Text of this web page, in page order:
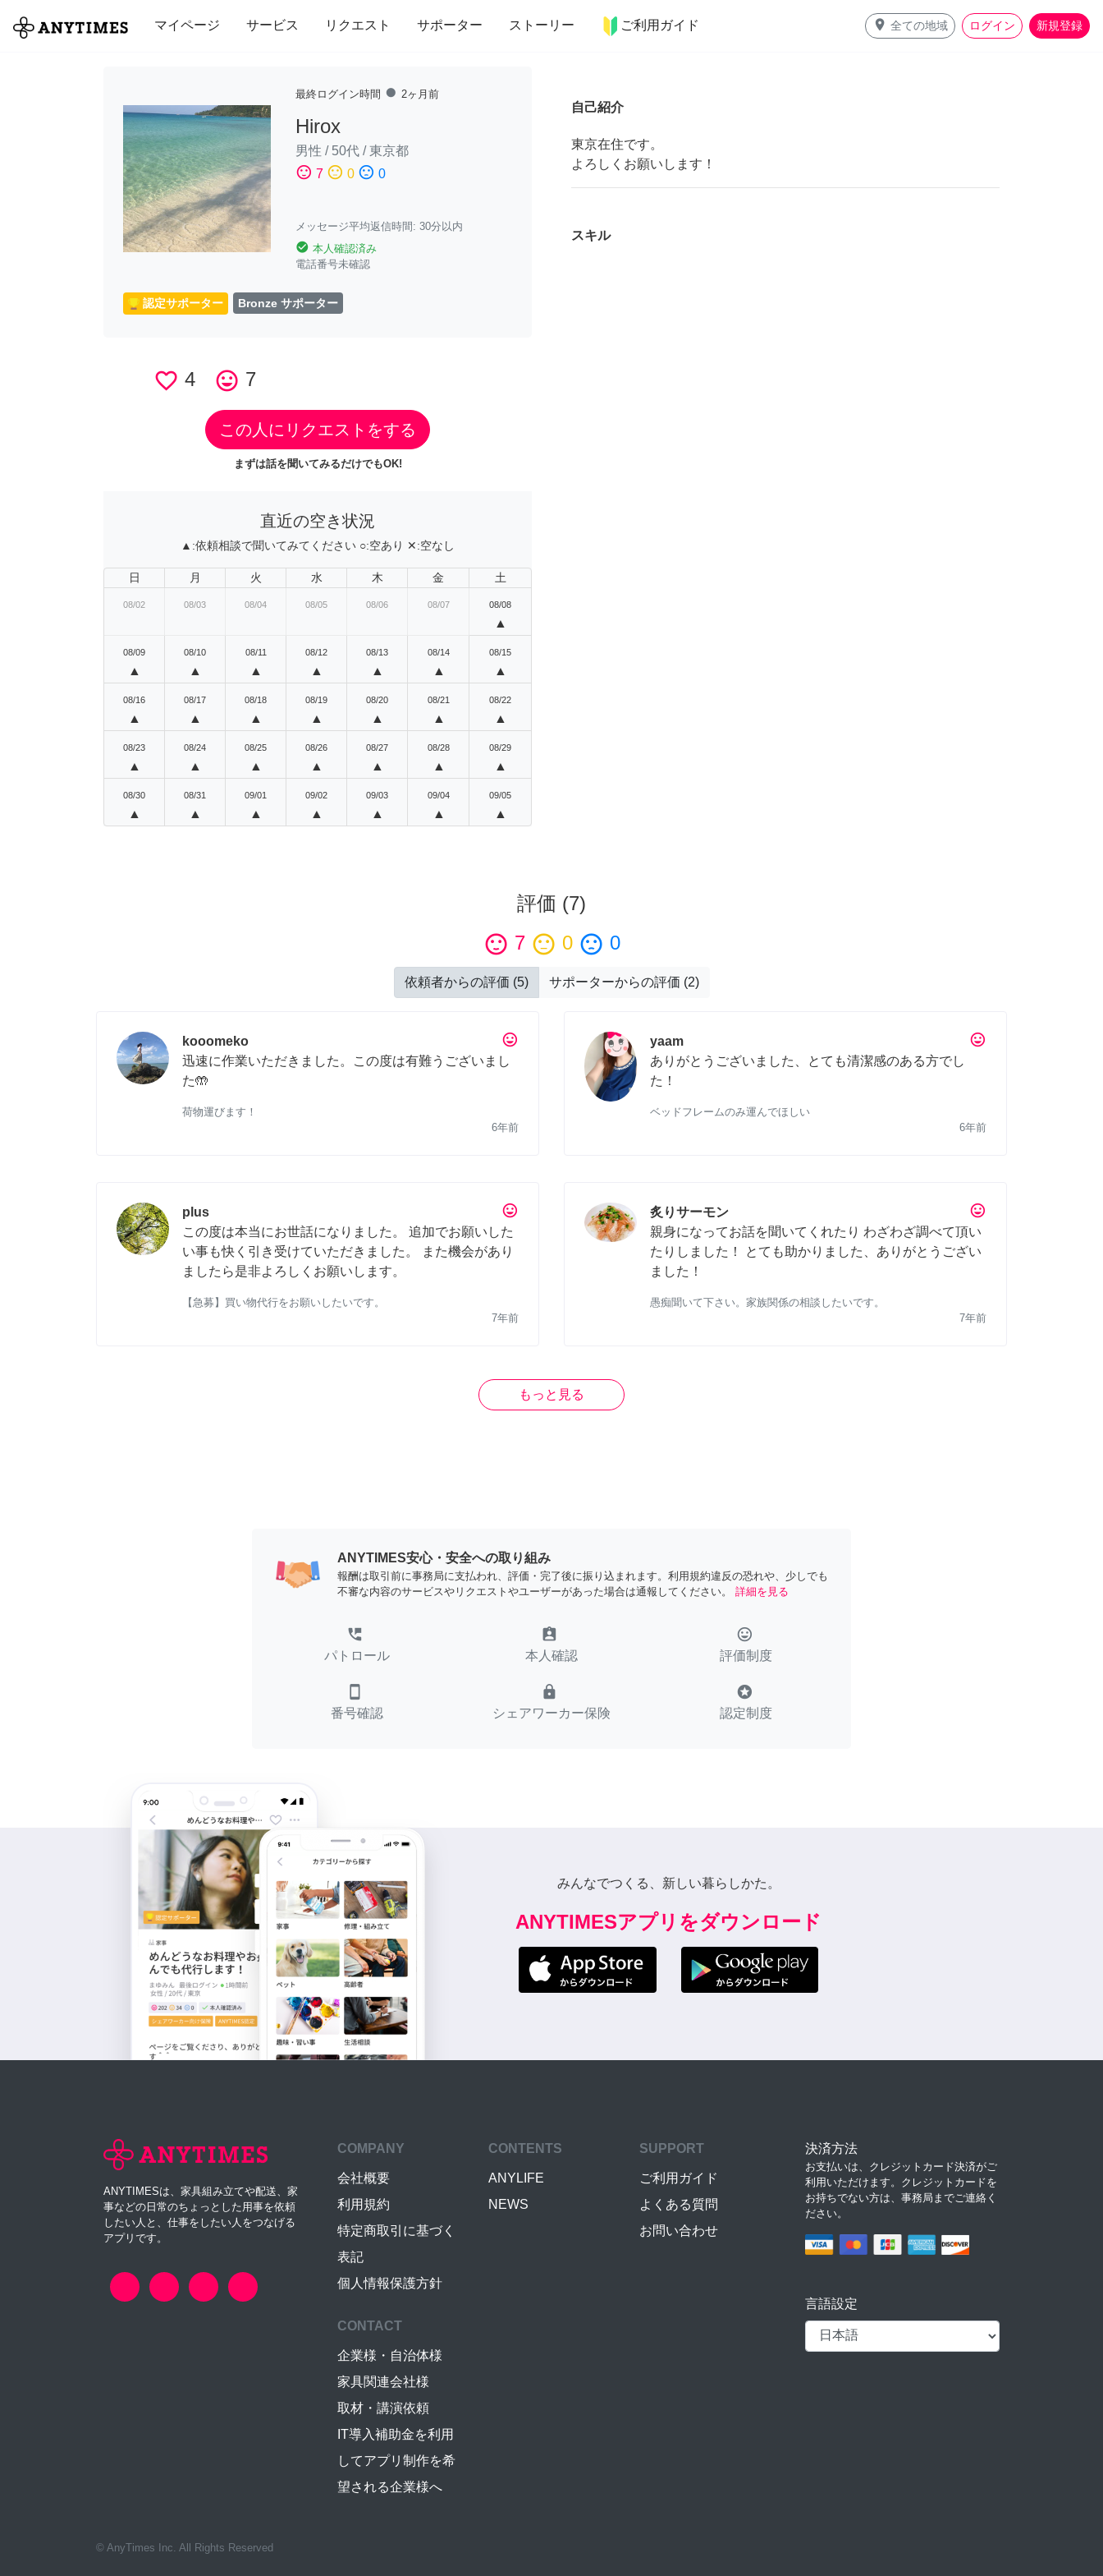
マイページ サービス リクエスト サポーター ストーリー ご利用ガイド place 全ての地域 ログイン 新規登録
全て 修理・組立 家事 引っ越し インテリア 趣味・習い事 ペット 料理
最終ログイン時間 fiber_manual_record 2ヶ月前
Hirox
男性 / 50代 /東京都
sentiment_satisfied 7 sentiment_neutral 0 sentiment_dissatisfied 0
メッセージ平均返信時間: 30分以内
check_circle 本人確認済み
電話番号未確認
認定サポーター Bronze サポーター
favorite_border 4 tag_faces 7
この人にリクエストをする
まずは話を聞いてみるだけでもOK!
直近の空き状況
▲:依頼相談で聞いてみてください ○:空あり ✕:空なし
日 月 火 水 木 金 土
08/02 08/03 08/04 08/05 08/06 08/07 08/08
▲
08/09
▲
08/10
▲
08/11
▲
08/12
▲
08/13
▲
08/14
▲
08/15
▲
08/16
▲
08/17
▲
08/18
▲
08/19
▲
08/20
▲
08/21
▲
08/22
▲
08/23
▲
08/24
▲
08/25
▲
08/26
▲
08/27
▲
08/28
▲
08/29
▲
08/30
▲
08/31
▲
09/01
▲
09/02
▲
09/03
▲
09/04
▲
09/05
▲
自己紹介
東京在住です。
よろしくお願いします！
スキル
評価 (7)
sentiment_satisfied 7 sentiment_neutral 0 sentiment_dissatisfied 0
依頼者からの評価 (5) サポーターからの評価 (2)
tag_faces
kooomeko
迅速に作業いただきました。この度は有難うございまし
た🤲
荷物運びます！
6年前
tag_faces
yaam
ありがとうございました、とても清潔感のある方でし
た！
ベッドフレームのみ運んでほしい
6年前
tag_faces
plus
この度は本当にお世話になりました。 追加でお願いした
い事も快く引き受けていただきました。 また機会があり
ましたら是非よろしくお願いします。
【急募】買い物代行をお願いしたいです。
7年前
tag_faces
炙りサーモン
親身になってお話を聞いてくれたり わざわざ調べて頂い
たりしました！ とても助かりました、ありがとうござい
ました！
愚痴聞いて下さい。家族関係の相談したいです。
7年前
もっと見る
ANYTIMES安心・安全への取り組み
報酬は取引前に事務局に支払われ、評価・完了後に振り込まれます。利用規約違反の恐れや、少しでも
不審な内容のサービスやリクエストやユーザーがあった場合は通報してください。
詳細を見る
perm_phone_msg
パトロール
assignment_ind
本人確認
tag_faces
評価制度
smartphone
番号確認
lock
シェアワーカー保険
stars
認定制度
みんなでつくる、新しい暮らしかた。
ANYTIMESアプリをダウンロード
ANYTIMESは、家具組み立てや配送、家
事などの日常のちょっとした用事を依頼
したい人と、仕事をしたい人をつなげる
アプリです。
COMPANY
会社概要
利用規約
特定商取引に基づく
表記
個人情報保護方針
CONTENTS
ANYLIFE
NEWS
SUPPORT
ご利用ガイド
よくある質問
お問い合わせ
CONTACT
企業様・自治体様
家具関連会社様
取材・講演依頼
IT導入補助金を利用
してアプリ制作を希
望される企業様へ
決済方法
お支払いは、クレジットカード決済がご
利用いただけます。クレジットカードを
お持ちでない方は、事務局までご連絡く
ださい。
言語設定
© AnyTimes Inc. All Rights Reserved